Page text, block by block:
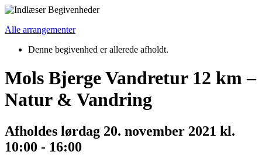
Alle arrangementer
Denne begivenhed er allerede afholdt.
Mols Bjerge Vandretur 12 km –
Natur & Vandring
Afholdes lørdag 20. november 2021 kl.
10:00 - 16:00